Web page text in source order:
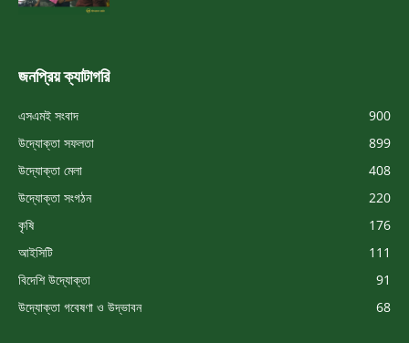
জনপ্রিয় ক্যাটাগরি
এসএমই সংবাদ
900
উদ্যোক্তা সফলতা
899
উদ্যোক্তা মেলা
408
উদ্যোক্তা সংগঠন
220
কৃষি
176
আইসিটি
111
বিদেশি উদ্যোক্তা
91
উদ্যোক্তা গবেষণা ও উদ্ভাবন
68